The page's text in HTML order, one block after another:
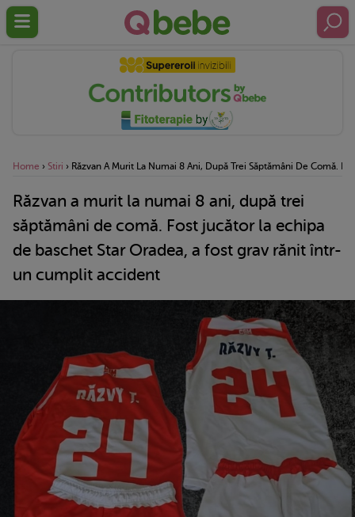
Home › Stiri › Răzvan A Murit La Numai 8 Ani, După Trei Săptămâni De Comă.
Răzvan a murit la numai 8 ani, după trei
săptămâni de comă. Fost jucător la echipa
de baschet Star Oradea, a fost grav rănit într-
un cumplit accident